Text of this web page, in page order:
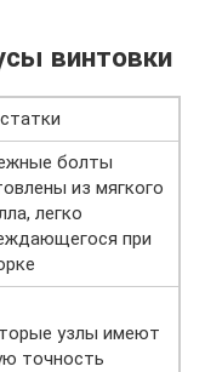
винтовки
болты
из мягкого
легко
при
узлы имеют
точность